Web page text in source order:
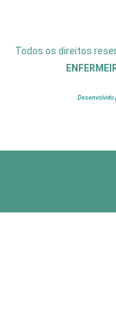
Todos os direitos